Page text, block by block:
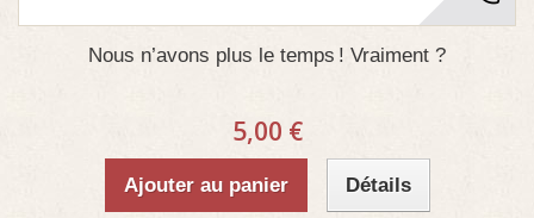
Nous n’avons plus le temps ! Vraiment ?
5,00 €
Ajouter au panier Détails